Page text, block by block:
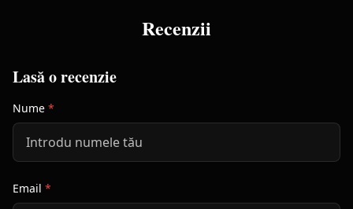
Recenzii
Lasă o recenzie
Nume *
Email *